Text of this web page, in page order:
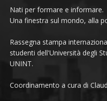
Nati per formare e informare.
Una finestra sul mondo, alla
Rassegna stampa
studenti dell'Università degli
UNINT.
Coordinamento a cura di